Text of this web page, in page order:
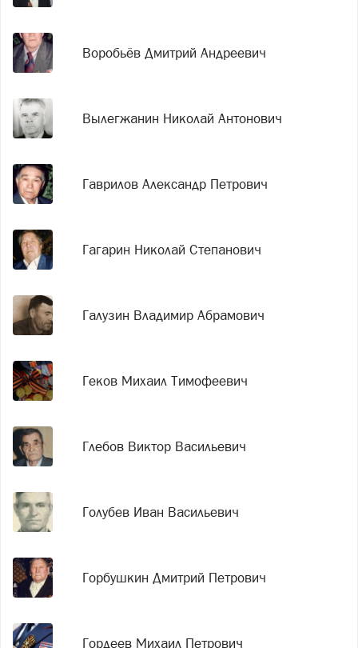
Воробьёв Дмитрий Андреевич
Вылегжанин Николай Антонович
Гаврилов Александр Петрович
Гагарин Николай Степанович
Галузин Владимир Абрамович
Геков Михаил Тимофеевич
Глебов Виктор Васильевич
Голубев Иван Васильевич
Горбушкин Дмитрий Петрович
Гордеев Михаил Петрович